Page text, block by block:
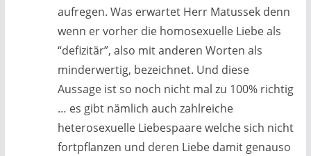
aufregen. Was erwartet Herr Matussek denn
wenn er vorher die homosexuelle Liebe als
“defizitär”, also mit anderen Worten als
minderwertig, bezeichnet. Und diese
Aussage ist so noch nicht mal zu 100% richtig
… es gibt nämlich auch zahlreiche
heterosexuelle Liebespaare welche sich nicht
fortpflanzen und deren Liebe damit genauso